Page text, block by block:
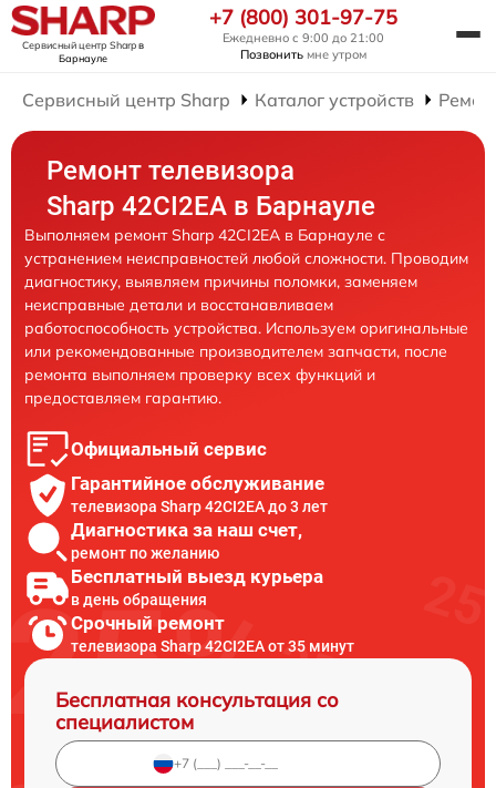
Сервисный центр Sharpв
Барнауле
+7 (800) 301-97-75
Ежедневно с 9:00 до 21:00
Позвонить мне утром
Сервисный центр Sharp Каталог устройств
Ремонт телевизора
Sharp 42CI2EA в Барнауле
Выполняем ремонт Sharp 42CI2EA в Барнауле с
устранением неисправностей любой сложности. Проводим
диагностику, выявляем причины поломки, заменяем
неисправные детали и восстанавливаем
работоспособность устройства. Используем оригинальные
или рекомендованные производителем запчасти, после
ремонта выполняем проверку всех функций и
предоставляем гарантию.
Официальный сервис
Гарантийное обслуживание
телевизора Sharp 42CI2EA до 3 лет
Диагностика за наш счет,
ремонт по желанию
Бесплатный выезд курьера
в день обращения
Срочный ремонт
телевизора Sharp 42CI2EA от 35 минут
Бесплатная консультация со
специалистом